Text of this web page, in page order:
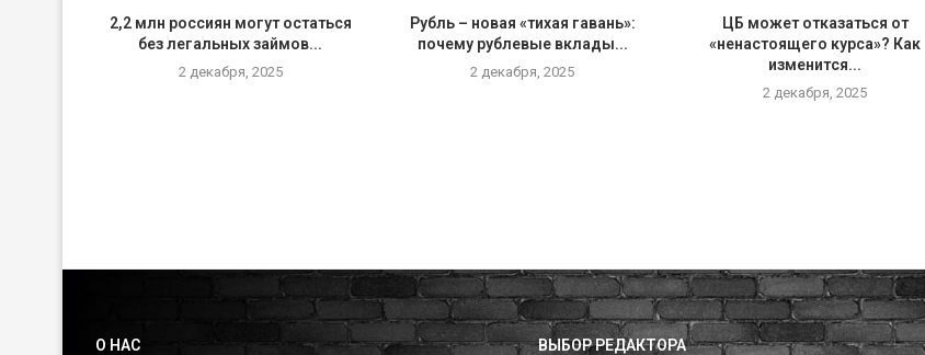
2,2 млн россиян могут остаться
без легальных займов...
2 декабря, 2025
Рубль – новая «тихая гавань»:
почему рублевые вклады...
2 декабря, 2025
ЦБ может отказаться от
«ненастоящего курса»? Как
изменится...
2 декабря, 2025
О НАС ВЫБОР РЕДАКТОРА